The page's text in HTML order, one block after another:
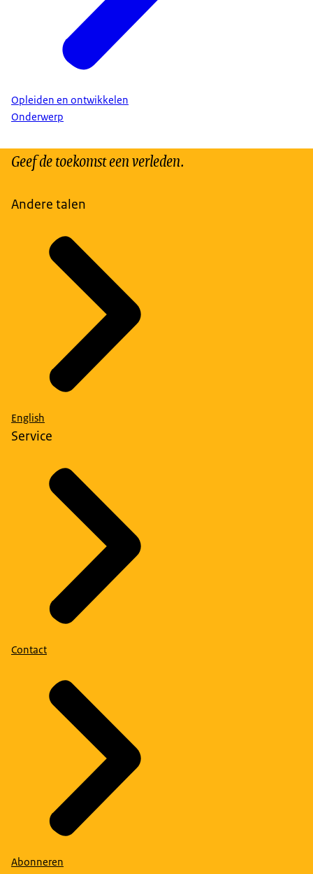
Opleiden en ontwikkelen
Onderwerp
Geef de toekomst een verleden.
Andere talen
English
Service
Contact
Abonneren